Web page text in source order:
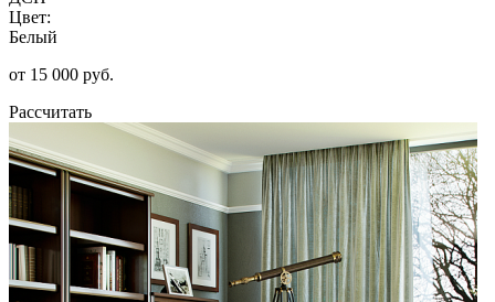
Цвет:
Белый
от 15 000 руб.
Рассчитать